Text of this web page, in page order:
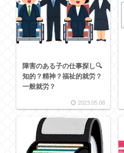
障害のある子の仕事探し🔍
知的？精神？福祉的就労？
一般就労？
2023.05.08